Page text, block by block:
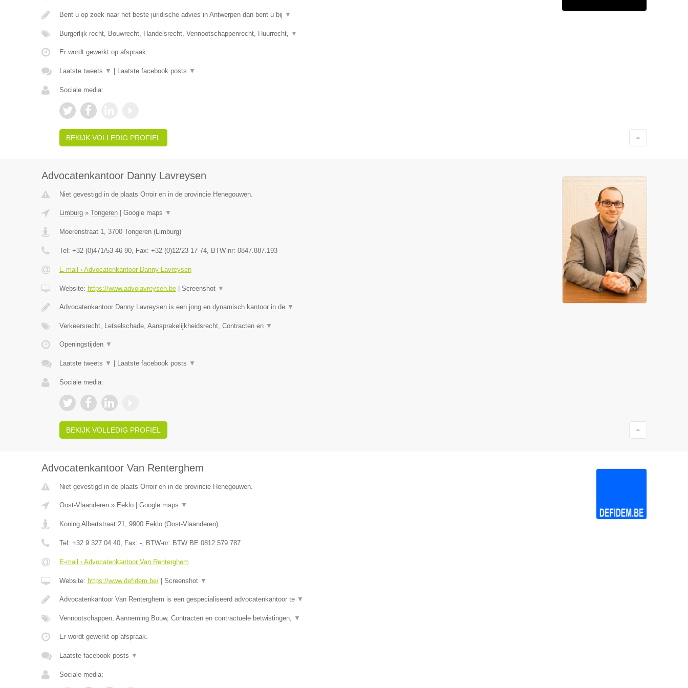
Bent u op zoek naar het beste juridische advies in Antwerpen dan bent u bij ▼
Burgerlijk recht, Bouwrecht, Handelsrecht, Vennootschappenrecht, Huurrecht, ▼
Er wordt gewerkt op afspraak.
Laatste tweets ▼ Laatste facebook posts ▼
Sociale media:
BEKIJK VOLLEDIG PROFIEL
Advocatenkantoor Danny Lavreysen
Niet gevestigd in de plaats Orroir en in de provincie Henegouwen.
Limburg» Tongeren| Google maps ▼
Moerenstraat 1, 3700 Tongeren(Limburg)
Tel: +32 (0)471/53 46 90, Fax: +32 (0)12/23 17 74, BTW-nr: 0847.887.193
E-mail › Advocatenkantoor Danny Lavreysen
Website: https://www.advolavreysen.be| Screenshot ▼
Advocatenkantoor Danny Lavreysen is een jong en dynamisch kantoor in de ▼
Verkeersrecht, Letselschade, Aansprakelijkheidsrecht, Contracten en ▼
Openingstijden ▼
Laatste tweets ▼ Laatste facebook posts ▼
Sociale media:
BEKIJK VOLLEDIG PROFIEL
Advocatenkantoor Van Renterghem
Niet gevestigd in de plaats Orroir en in de provincie Henegouwen.
Oost-Vlaanderen» Eeklo| Google maps ▼
Koning Albertstraat 21, 9900 Eeklo(Oost-Vlaanderen)
Tel: +32 9 327 04 40, Fax: -, BTW-nr: BTW BE 0812.579.787
E-mail › Advocatenkantoor Van Renterghem
Website: https://www.defidem.be/| Screenshot ▼
Advocatenkantoor Van Renterghem is een gespecialiseerd advocatenkantoor te ▼
Vennootschappen, Aanneming Bouw, Contracten en contractuele betwistingen, ▼
Er wordt gewerkt op afspraak.
Laatste facebook posts ▼
Sociale media: